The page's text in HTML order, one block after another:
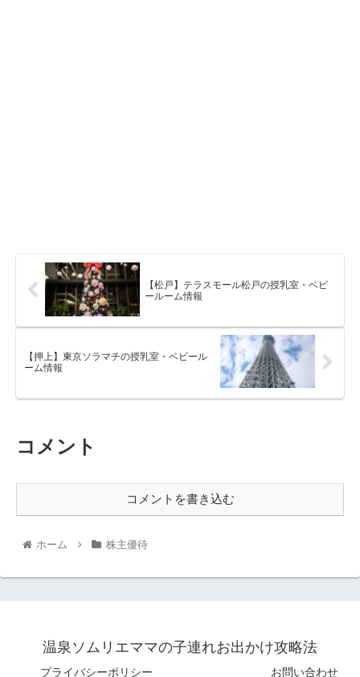
【松戸】テラスモール松戸の授乳室・ベビ
ールーム情報
【押上】東京ソラマチの授乳室・ベビール
ーム情報
コメント
コメントを書き込む
ホーム 株主優待
温泉ソムリエママの子連れお出かけ攻略法
プライバシーポリシー お問い合わせ